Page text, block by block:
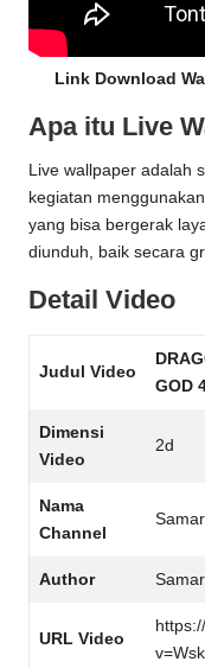
Link Download
Apa itu Live
Live wallpaper adalah
kegiatan
yang bisa bergerak
diunduh, baik secara
Detail Video
Judul Video
GOD
Dimensi
Video
2d
Nama
Channel
Author
URL Video